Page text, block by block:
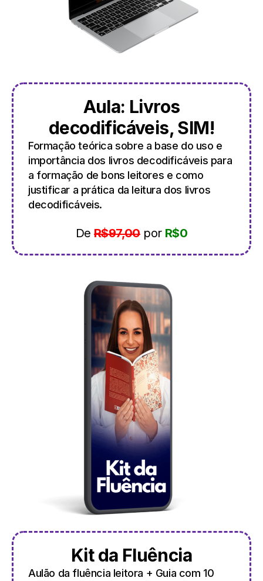
Aula: Livros
decodificáveis, SIM!
Formação teórica sobre a base do uso e
importância dos livros decodificáveis para
a formação de bons leitores e como
justificar a prática da leitura dos livros
decodificáveis.
DeR$97,00por R$0
Kit da Fluência
Aulão da fluência leitora + Guia com 10